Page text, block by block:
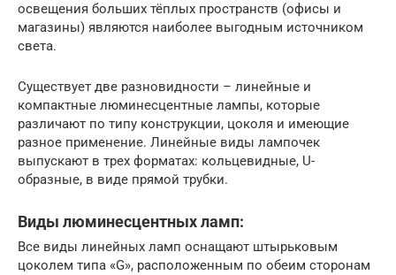
освещения больших тёплых пространств (офисы и
магазины) являются наиболее выгодным источником
света.
Существует две разновидности – линейные и
компактные люминесцентные лампы, которые
различают по типу конструкции, цоколя и имеющие
разное применение. Линейные виды лампочек
выпускают в трех форматах: кольцевидные, U-
образные, в виде прямой трубки.
Виды люминесцентных ламп:
Все виды линейных ламп оснащают штырьковым
цоколем типа «G», расположенным по обеим сторонам